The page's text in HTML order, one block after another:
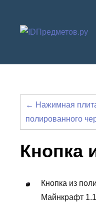
содержимому
← Нажимная
полированного
Кнопка
Кнопка из
Майнкрафт